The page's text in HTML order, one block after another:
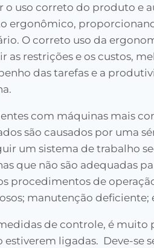
o uso correto do produto e
ergonômico,
O correto uso da
as restrições e os custos,
das tarefas e a
com máquinas mais
são causados por uma
um sistema de trabalho
que não são adequadas
procedimentos de
manutenção deficiente;
de controle, é
estiverem ligadas. Deve-se